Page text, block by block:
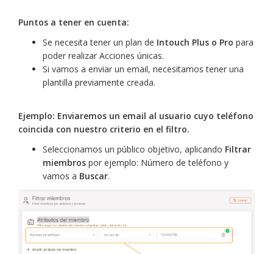
Puntos a tener en cuenta:
Se necesita tener un plan de Intouch Plus o Pro para
poder realizar Acciones únicas.
Si vamos a enviar un email, necesitamos tener una
plantilla previamente creada.
Ejemplo: Enviaremos un email al usuario cuyo teléfono
coincida con nuestro criterio en el filtro.
Seleccionamos un público objetivo, aplicando Filtrar
miembros por ejemplo: Número de teléfono y
vamos a Buscar.